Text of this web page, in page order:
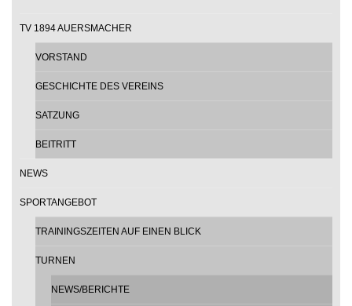
TV 1894 AUERSMACHER
VORSTAND
GESCHICHTE DES VEREINS
SATZUNG
BEITRITT
NEWS
SPORTANGEBOT
TRAININGSZEITEN AUF EINEN BLICK
TURNEN
NEWS/BERICHTE